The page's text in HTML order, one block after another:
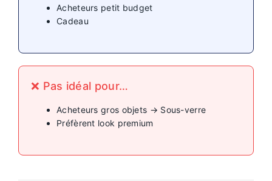
Acheteurs petit budget
Cadeau
❌ Pas idéal pour…
Acheteurs gros objets → Sous-verre
Préfèrent look premium